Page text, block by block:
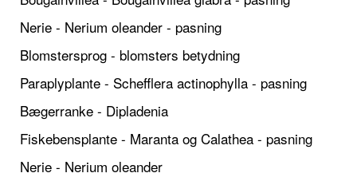
Nerie - Nerium oleander - pasning
Blomstersprog - blomsters betydning
Paraplyplante - Schefflera actinophylla - pasning
Bægerranke - Dipladenia
Fiskebensplante - Maranta og Calathea - pasning
Nerie - Nerium oleander